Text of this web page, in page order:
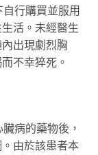
行購買並服用
活。未經醫生
出現劇烈胸
不幸猝死。
病的藥物後，
由於該患者本